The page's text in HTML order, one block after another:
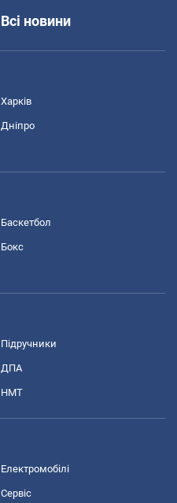
Всі новини
Харків
Дніпро
Баскетбол
Бокс
Підручники
ДПА
НМТ
Електромобілі
Сервіс